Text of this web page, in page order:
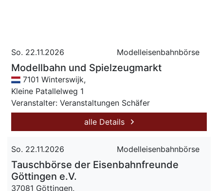
So. 22.11.2026 Modelleisenbahnbörse
Modellbahn und Spielzeugmarkt
7101 Winterswijk,
Kleine Patallelweg 1
Veranstalter: Veranstaltungen Schäfer
alle Details
So. 22.11.2026 Modelleisenbahnbörse
Tauschbörse der Eisenbahnfreunde
Göttingen e.V.
37081 Göttingen,